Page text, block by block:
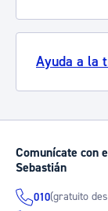
Ayuda a la
Comunícate con
Sebastián
010(gratuito